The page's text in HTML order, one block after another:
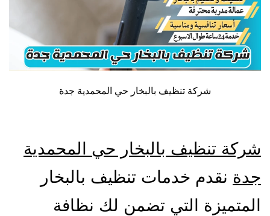
شركة تنظيف بالبخار حي المحمدية جدة
شركة تنظيف بالبخار حي المحمدية
جدة نقدم خدمات تنظيف بالبخار
المتميزة التي تضمن لك نظافة